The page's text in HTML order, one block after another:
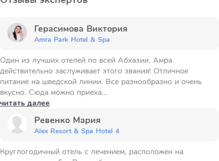
Герасимова Виктория
Amra Park Hotel & Spa
Один из лучших отелей по всей Абхазии. Амра
действительно заслуживает этого звания! Отличное
питание на шведской линии. Все разнообразно и очень
вкусно. Сюда можно приеха...
читать далее
Ревенко Мария
Alex Resort & Spa Hotel 4
Круглогодичный отель с лечением, расположен на